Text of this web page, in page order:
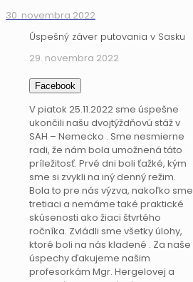
30. novembra 2022
Úspešný záver putovania v Sasku
29. novembra 2022
Facebook
V piatok 25.11.2022 sme úspešne
ukončili našu dvojtýždňovú stáž v
SAH – Nemecko . Sme nesmierne
radi, že nám bola umožnená táto
príležitosť. Prvé dni boli ťažké, kým
sme si zvykli na iný denný režim.
Bola to pre nás výzva, nakoľko sme
tretiaci a nemáme také praktické
skúsenosti ako žiaci štvrtého
ročníka. Zvládli sme všetky úlohy,
ktoré boli na nás kladené . Za naše
úspechy ďakujeme našim
profesorkám Mgr. Hergelovej a